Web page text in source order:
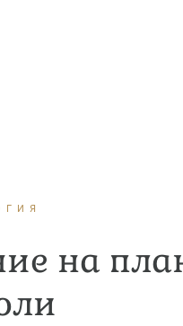
на